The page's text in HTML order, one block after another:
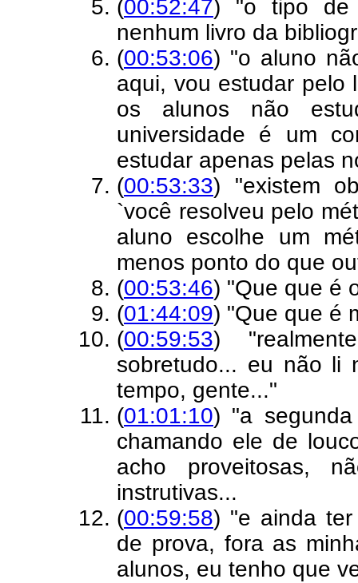
(00:52:47) "o tipo de
nenhum livro da
(00:53:06) "o aluno
aqui, vou estudar pelo
os alunos não
universidade é um
estudar apenas pelas
(00:53:33) "existem
`você resolveu pelo
aluno escolhe um
menos ponto do que
(00:53:46) "Que que é
(01:44:09) "Que que é
(00:59:53)
sobretudo... eu não li
tempo, gente..."
(01:01:10) "a
chamando ele de
acho proveitosas,
instrutivas...
(00:59:58) "e ainda
de prova, fora as
alunos, eu tenho que